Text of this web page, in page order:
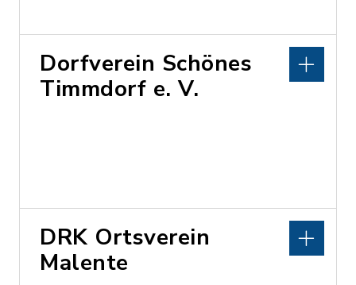
Dorfverein Schönes
Timmdorf e. V.
DRK Ortsverein
Malente